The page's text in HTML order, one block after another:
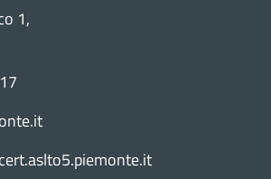
1,